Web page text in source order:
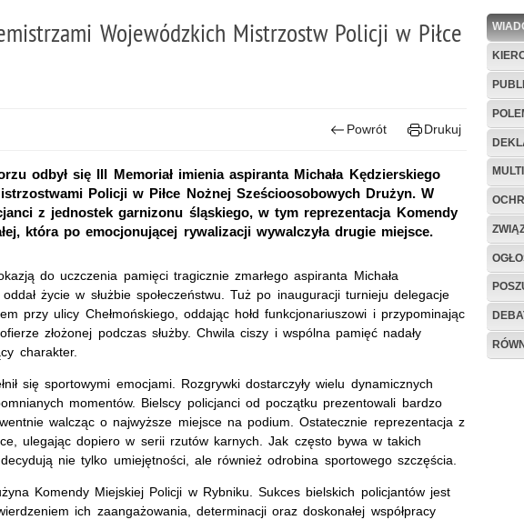
Wojewódzkich Mistrzostw Policji w Piłce
Powrót Drukuj
odbył się III Memoriał imienia aspiranta Michała Kędzierskiego
Policji w Piłce Nożnej Sześcioosobowych Drużyn. W
z jednostek garnizonu śląskiego, w tym reprezentacja Komendy
która po emocjonującej rywalizacji wywalczyła drugie miejsce.
do uczczenia pamięci tragicznie zmarłego aspiranta Michała
życie w służbie społeczeństwu. Tuż po inauguracji turnieju delegacje
przy ulicy Chełmońskiego, oddając hołd funkcjonariuszowi i przypominając
złożonej podczas służby. Chwila ciszy i wspólna pamięć nadały
charakter.
się sportowymi emocjami. Rozgrywki dostarczyły wielu dynamicznych
momentów. Bielscy policjanci od początku prezentowali bardzo
walcząc o najwyższe miejsce na podium. Ostatecznie reprezentacja z
ulegając dopiero w serii rzutów karnych. Jak często bywa w takich
nie tylko umiejętności, ale również odrobina sportowego szczęścia.
Komendy Miejskiej Policji w Rybniku. Sukces bielskich policjantów jest
ich zaangażowania, determinacji oraz doskonałej współpracy